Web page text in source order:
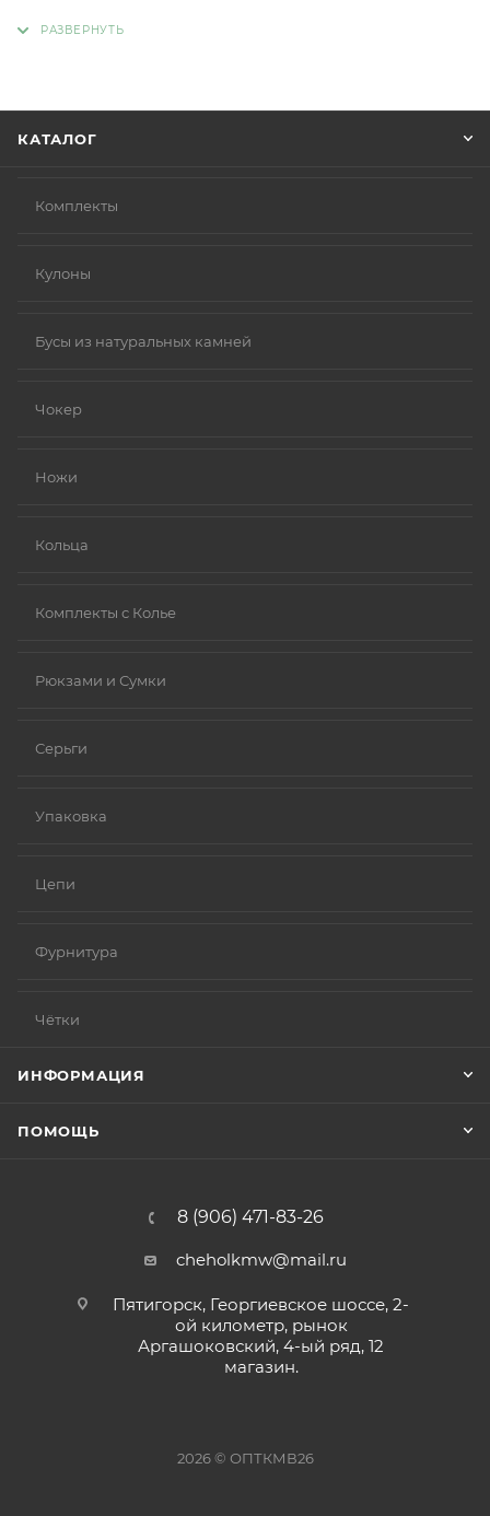
КАТАЛОГ
Комплекты
Кулоны
Бусы из натуральных камней
Чокер
Ножи
Кольца
Комплекты с Колье
Рюкзами и Сумки
Серьги
Упаковка
Цепи
Фурнитура
Чётки
ИНФОРМАЦИЯ
ПОМОЩЬ
8 (906) 471-83-26
cheholkmw@mail.ru
Пятигорск, Георгиевское шоссе, 2-
ой километр, рынок
Аргашоковский, 4-ый ряд, 12
магазин.
2026 © ОПТКМВ26